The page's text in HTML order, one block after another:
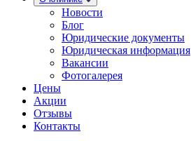
Новости
Блог
Юридические документы
Юридическая информация
Вакансии
Фотогалерея
Цены
Акции
Отзывы
Контакты